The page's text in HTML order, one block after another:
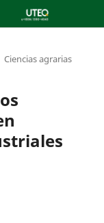
Ciencias agrarias